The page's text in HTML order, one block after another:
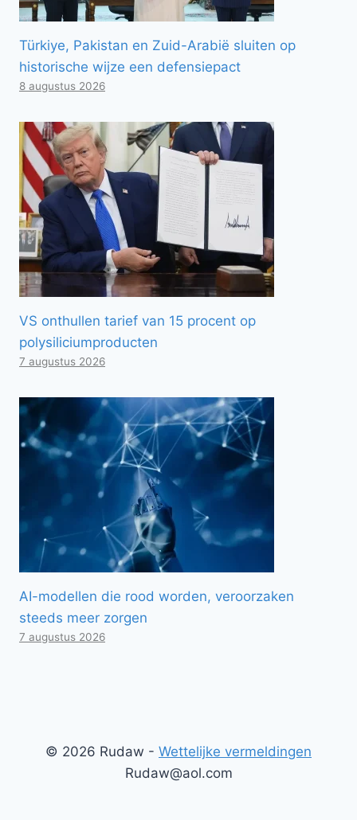
Türkiye, Pakistan en Zuid-Arabië sluiten op
historische wijze een defensiepact
8 augustus 2026
VS onthullen tarief van 15 procent op
polysiliciumproducten
7 augustus 2026
AI-modellen die rood worden, veroorzaken
steeds meer zorgen
7 augustus 2026
© 2026 Rudaw - Wettelijke vermeldingen
Rudaw@aol.com